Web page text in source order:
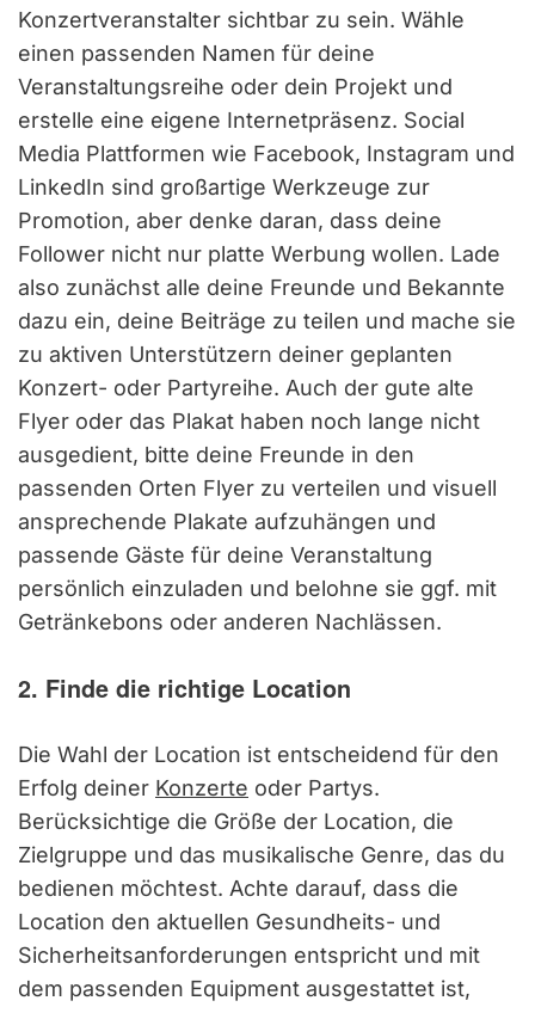
Konzertveranstalter sichtbar zu sein. Wähle
einen passenden Namen für deine
Veranstaltungsreihe oder dein Projekt und
erstelle eine eigene Internetpräsenz. Social
Media Plattformen wie Facebook, Instagram und
LinkedIn sind großartige Werkzeuge zur
Promotion, aber denke daran, dass deine
Follower nicht nur platte Werbung wollen. Lade
also zunächst alle deine Freunde und Bekannte
dazu ein, deine Beiträge zu teilen und mache sie
zu aktiven Unterstützern deiner geplanten
Konzert- oder Partyreihe. Auch der gute alte
Flyer oder das Plakat haben noch lange nicht
ausgedient, bitte deine Freunde in den
passenden Orten Flyer zu verteilen und visuell
ansprechende Plakate aufzuhängen und
passende Gäste für deine Veranstaltung
persönlich einzuladen und belohne sie ggf. mit
Getränkebons oder anderen Nachlässen.
2. Finde die richtige Location
Die Wahl der Location ist entscheidend für den
Erfolg deiner Konzerte oder Partys.
Berücksichtige die Größe der Location, die
Zielgruppe und das musikalische Genre, das du
bedienen möchtest. Achte darauf, dass die
Location den aktuellen Gesundheits- und
Sicherheitsanforderungen entspricht und mit
dem passenden Equipment ausgestattet ist,